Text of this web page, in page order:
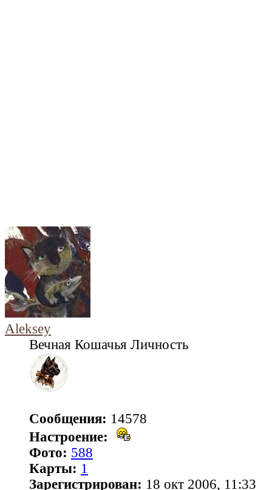
Aleksey
Вечная Кошачья Личность
Сообщения: 14578
Настроение:
Фото: 588
Карты: 1
Зарегистрирован: 18 окт 2006, 11:33